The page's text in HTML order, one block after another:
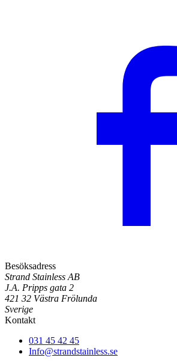
Besöksadress
Strand Stainless AB
J.A. Pripps gata 2
421 32 Västra Frölunda
Sverige
Kontakt
031 45 42 45
Info@strandstainless.se